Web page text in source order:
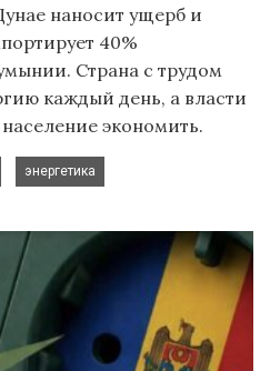
наносит ущерб и
40%
Страна с трудом
каждый день, а власти
экономить.
энергетика